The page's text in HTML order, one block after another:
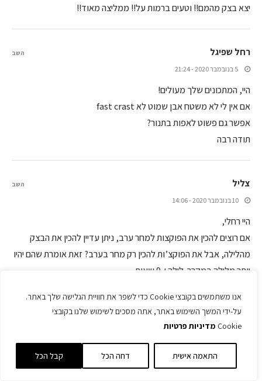
אנו משתמשים בקובצי Cookie כדי לשפר את חוויית הגלישה שלך באתר.
על-ידי המשך השימוש באתר, אתה מסכים לשימוש שלנו בקובצי
Cookie מדיניות פרטיות
התאמה אישית דחה הכל קבל הכל
יצא בצק מהמם!! וטעים ברמות על!! ממליצה מאוד!!
רחל שפיגל
5 בנובמבר 2020 - 21:24
היי, המתכונים שלך מעולים!
אם אין לי לא משטח אבן שמוט לא fast crast
אפשר גם פשוט לאפות בתנור?
תודה רבה
השב
צליל
10 בנובמבר 2020 - 14:06
היי רחלי,
אם רוצים להכין את הפוקצות למחר ערב, ניתן עדיין להכין את הבצק
מהלילה, אבל את הפוקצ’ות להכין רק מחר בערב? זאת אומרת שהם יהיו
יותר מלילה במקרר. לילה+ 9 שעות
השב
חגית
15 במאי 2021 - 10:26
מצטרפת לשאלה של צליל אני רוצה להכין סמוך לערב שבועות
שיצא חם מהתנור כמה שעות תפיחה צריך שיהיה לבצק במקרר?